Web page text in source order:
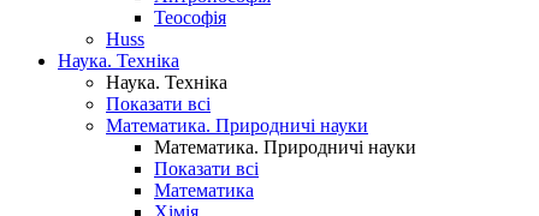
Теософія
Huss
Наука. Техніка
Наука. Техніка
Показати всі
Математика. Природничі науки
Математика. Природничі науки
Показати всі
Математика
Хімія